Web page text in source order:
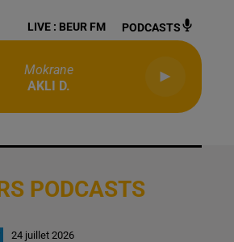
LIVE : BEUR FM PODCASTS
Mokrane
AKLI D.
PODCASTS
24 juillet 2026